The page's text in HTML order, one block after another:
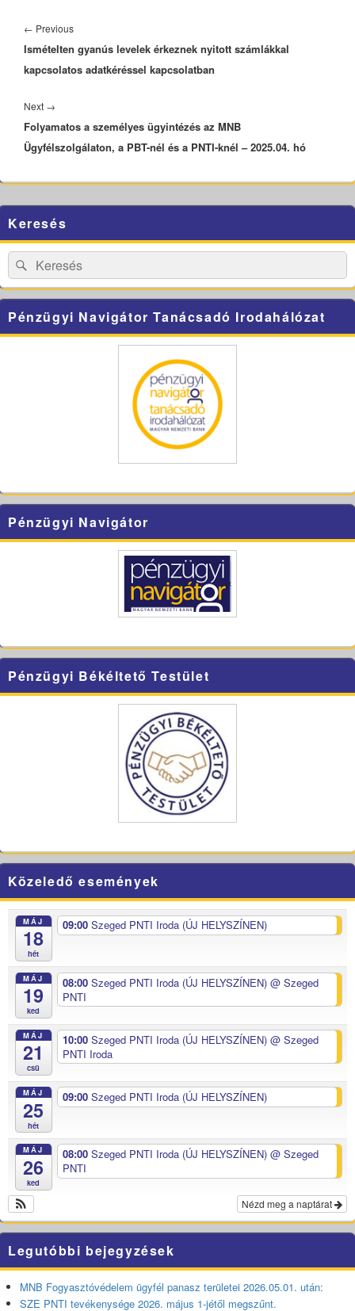
navigáció
← PreviousPrevious
post:
Ismételten gyanús levelek érkeznek nyitott számlákkal
kapcsolatos adatkéréssel kapcsolatban
Next →
post:
Folyamatos a személyes ügyintézés az MNB
Ügyfélszolgálaton, a PBT-nél és a PNTI-knél – 2025.04. hó
Sidebar
Widget
Area
Keresés
Search
for:
Search
Pénzügyi Navigátor Tanácsadó Irodahálózat
Pénzügyi Navigátor
Pénzügyi Békéltető Testület
Közeledő események
MÁJ
18
hét
09:00 Szeged PNTI Iroda (ÚJ HELYSZÍNEN)
MÁJ
19
ked
08:00 Szeged PNTI Iroda (ÚJ HELYSZÍNEN) @ Szeged
PNTI
MÁJ
21
csü
10:00 Szeged PNTI Iroda (ÚJ HELYSZÍNEN) @ Szeged
PNTI Iroda
MÁJ
25
hét
09:00 Szeged PNTI Iroda (ÚJ HELYSZÍNEN)
MÁJ
26
ked
08:00 Szeged PNTI Iroda (ÚJ HELYSZÍNEN) @ Szeged
PNTI
Nézd meg a naptárat
Legutóbbi bejegyzések
MNB Fogyasztóvédelem ügyfél panasz területei 2026.05.01. után:
SZE PNTI tevékenysége 2026. május 1-jétől megszűnt.